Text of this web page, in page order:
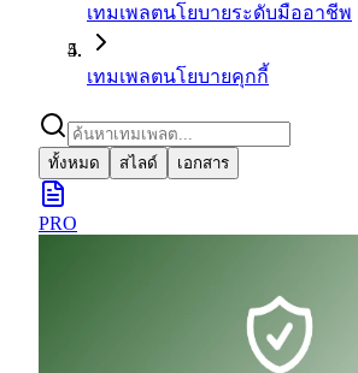
เทมเพลตนโยบายระดับมืออาชีพ
เทมเพลตนโยบายคุกกี้
ทั้งหมด สไลด์ เอกสาร
PRO